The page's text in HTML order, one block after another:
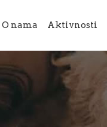
O nama Aktivnosti